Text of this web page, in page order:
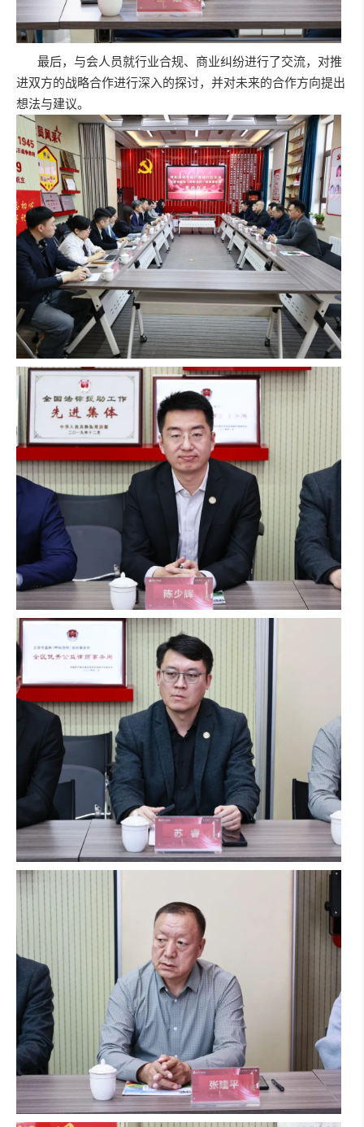
最后，与会人员就行业合规、商业纠纷进行了交流，对推
进双方的战略合作进行深入的探讨，并对未来的合作方向提出
想法与建议。